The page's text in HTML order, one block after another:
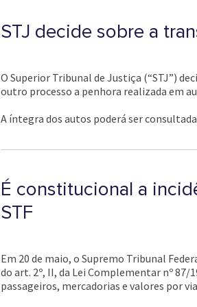
STJ decide sobre a
O Superior Tribunal de Justiça (“STJ”)
outro processo a penhora realizada em
A íntegra dos autos poderá ser
É constitucional a
STF
Em 20 de maio, o Supremo Tribunal
do art. 2º, II, da Lei Complementar nº
passageiros, mercadorias e valores por